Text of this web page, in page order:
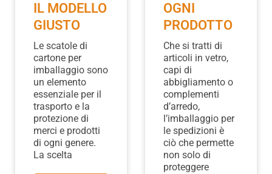
IL MODELLO
GIUSTO
Le scatole di
cartone per
imballaggio sono
un elemento
essenziale per il
trasporto e la
protezione di
merci e prodotti
di ogni genere.
La scelta
OGNI
PRODOTTO
Che si tratti di
articoli in vetro,
capi di
abbigliamento o
complementi
d’arredo,
l’imballaggio per
le spedizioni è
ciò che permette
non solo di
proteggere